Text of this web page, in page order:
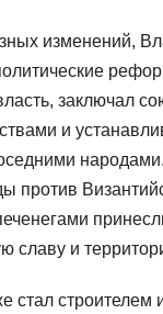
изменений,
заключал
и
против
славу и
стал строителем